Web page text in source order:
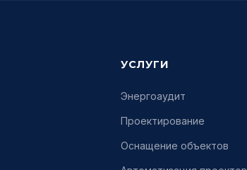
УСЛУГИ
Энергоаудит
Проектирование
Оснащение объектов